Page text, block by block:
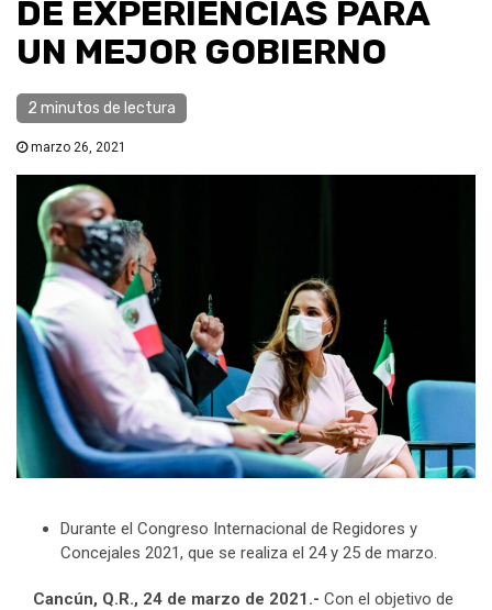
DE EXPERIENCIAS PARA
UN MEJOR GOBIERNO
2 minutos de lectura
marzo 26, 2021
Durante el Congreso Internacional de Regidores y
Concejales 2021, que se realiza el 24 y 25 de marzo.
Cancún, Q.R., 24 de marzo de 2021.- Con el objetivo de